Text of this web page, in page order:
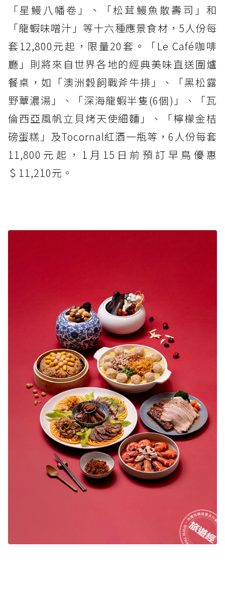
「星鰻八幡卷」、「松茸鰻魚散壽司」和
「龍蝦味噌汁」等十六種應景食材，5人份每
套12,800元起，限量20套。「Le Café咖啡
廳」則將來自世界各地的經典美味直送圍爐
餐桌，如「澳洲穀飼戰斧牛排」、「黑松露
野蕈濃湯」、「深海龍蝦半隻(6個)」、「瓦
倫西亞風帆立貝烤天使細麵」、「檸檬金桔
磅蛋糕」及Tocornal紅酒一瓶等，6人份每套
11,800元起，1月15日前預訂早鳥優惠
＄11,210元。